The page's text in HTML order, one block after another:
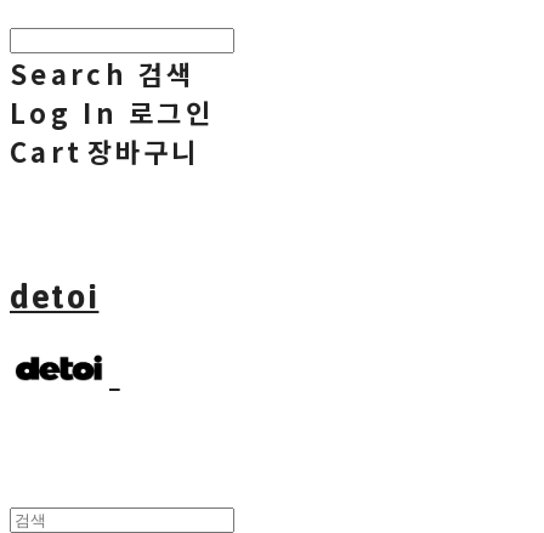
Search 검색
Log In 로그인
Cart 장바구니
detoi